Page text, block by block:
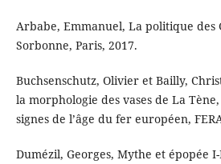
Arbabe, Emmanuel, La politique des
Sorbonne, Paris, 2017.
Buchsenschutz, Olivier et Bailly,
la morphologie des vases de La
signes de l’âge du fer européen,
Dumézil, Georges, Mythe et épopée